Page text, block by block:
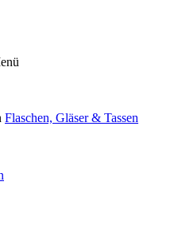
Flaschen, Gläser & Tassen